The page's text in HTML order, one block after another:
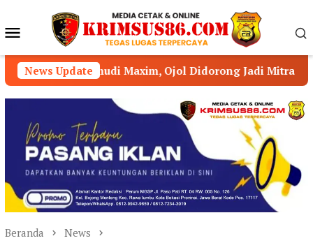
konten Menu
Mobile
News Update
Maxim, Ojol Didorong Jadi Mitra Strategis Kamtibmas
Beranda News